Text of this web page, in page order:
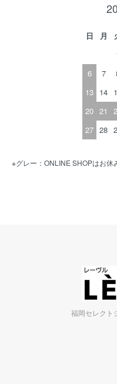
日 月
6
7
13 14
20 21
27 28
※グレー：ONLINE SHOPはお休
福岡セレクト